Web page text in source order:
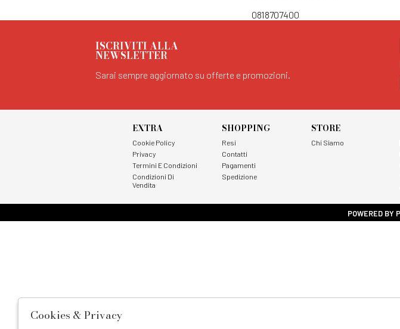
0818707400
ISCRIVITI ALLA
NEWSLETTER
Sarai sempre aggiornato su offerte e promozioni.
EXTRA
Cookie Policy
Privacy
Termini E Condizioni
Condizioni Di
Vendita
SHOPPING
Resi
Contatti
Pagamenti
Spedizione
STORE
Chi Siamo
POWERED BY
Cookies & Privacy